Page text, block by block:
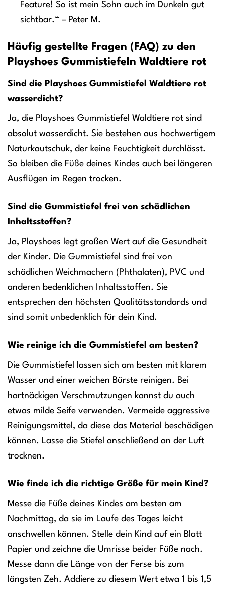
Feature! So ist mein Sohn auch im Dunkeln gut
sichtbar.“ – Peter M.
Häufig gestellte Fragen (FAQ) zu den
Playshoes Gummistiefeln Waldtiere rot
Sind die Playshoes Gummistiefel Waldtiere rot
wasserdicht?
Ja, die Playshoes Gummistiefel Waldtiere rot sind
absolut wasserdicht. Sie bestehen aus hochwertigem
Naturkautschuk, der keine Feuchtigkeit durchlässt.
So bleiben die Füße deines Kindes auch bei längeren
Ausflügen im Regen trocken.
Sind die Gummistiefel frei von schädlichen
Inhaltsstoffen?
Ja, Playshoes legt großen Wert auf die Gesundheit
der Kinder. Die Gummistiefel sind frei von
schädlichen Weichmachern (Phthalaten), PVC und
anderen bedenklichen Inhaltsstoffen. Sie
entsprechen den höchsten Qualitätsstandards und
sind somit unbedenklich für dein Kind.
Wie reinige ich die Gummistiefel am besten?
Die Gummistiefel lassen sich am besten mit klarem
Wasser und einer weichen Bürste reinigen. Bei
hartnäckigen Verschmutzungen kannst du auch
etwas milde Seife verwenden. Vermeide aggressive
Reinigungsmittel, da diese das Material beschädigen
können. Lasse die Stiefel anschließend an der Luft
trocknen.
Wie finde ich die richtige Größe für mein Kind?
Messe die Füße deines Kindes am besten am
Nachmittag, da sie im Laufe des Tages leicht
anschwellen können. Stelle dein Kind auf ein Blatt
Papier und zeichne die Umrisse beider Füße nach.
Messe dann die Länge von der Ferse bis zum
längsten Zeh. Addiere zu diesem Wert etwa 1 bis 1,5